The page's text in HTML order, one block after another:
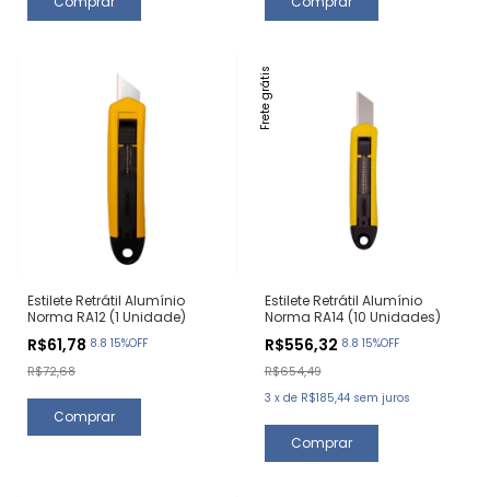
Estilete Retrátil Alumínio
Norma RA12 (1 Unidade)
R$61,78 8.8 15%OFF
R$72,68
Frete grátis
Estilete Retrátil Alumínio
Norma RA14 (10 Unidades)
R$556,32 8.8 15%OFF
R$654,49
3 x de R$185,44 sem juros